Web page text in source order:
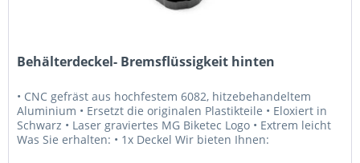
Behälterdeckel- Bremsflüssigkeit hinten
• CNC gefräst aus hochfestem 6082, hitzebehandeltem
Aluminium • Ersetzt die originalen Plastikteile • Eloxiert in
Schwarz • Laser graviertes MG Biketec Logo • Extrem leicht
Was Sie erhalten: • 1x Deckel Wir bieten Ihnen: